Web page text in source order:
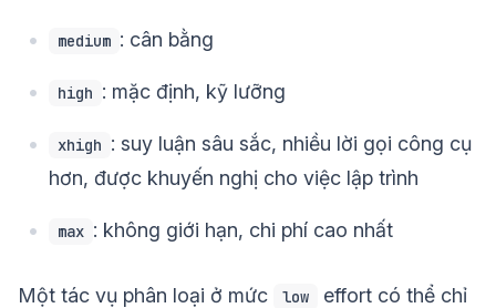
medium : cân bằng
high : mặc định, kỹ lưỡng
xhigh : suy luận sâu sắc, nhiều lời gọi công cụ
hơn, được khuyến nghị cho việc lập trình
max : không giới hạn, chi phí cao nhất
Một tác vụ phân loại ở mức low
effort có thể chỉ